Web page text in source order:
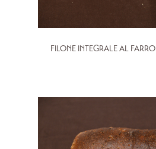
FILONE INTEGRALE AL FARRO